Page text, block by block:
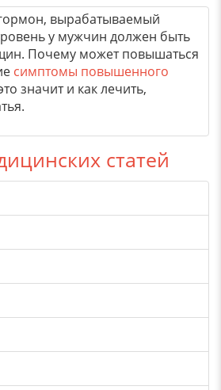
вырабатываемый
у мужчин должен быть
Почему может повышаться
симптомы повышенного
значит и как лечить,
статей